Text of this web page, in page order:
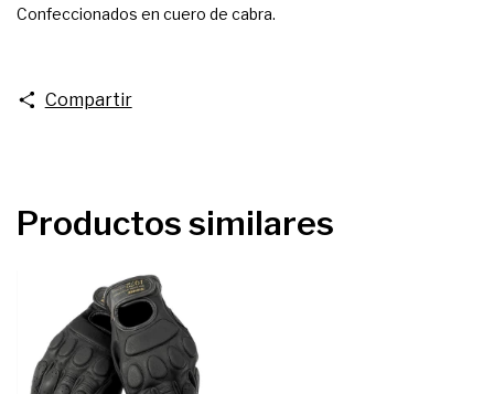
Confeccionados en cuero de cabra.
Compartir
Productos similares